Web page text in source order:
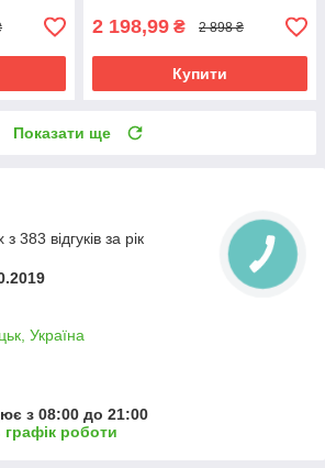
2 198,99 ₴ 2 898 ₴
Купити
Показати ще
383 відгуків за рік
Україна
з 08:00 до 21:00
роботи